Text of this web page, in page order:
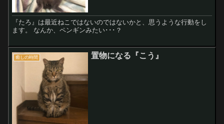
『たろ』は最近ねこではないのではないかと、思うような行動をし
ます。 なんか、ペンギンみたい･･･？
癒しの時間 置物になる『こう』